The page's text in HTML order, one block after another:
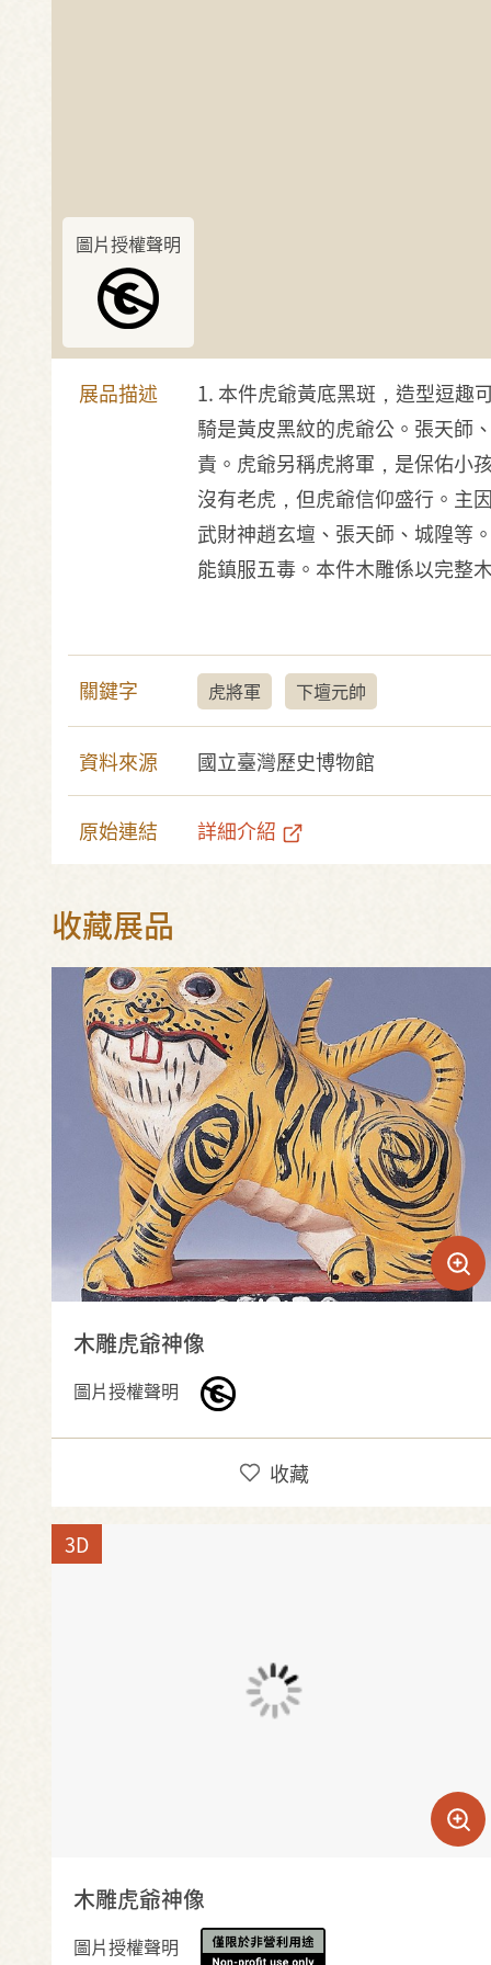
圖片授權聲明
展品描述
1. 本件虎爺黃底黑斑，造型逗趣
騎是黃皮黑紋的虎爺公。張天師
責。虎爺另稱虎將軍，是保佑小
沒有老虎，但虎爺信仰盛行。主
武財神趙玄壇、張天師、城隍等
能鎮服五毒。本件木雕係以完整
關鍵字 虎將軍 下壇元帥
資料來源 國立臺灣歷史博物館
原始連結 詳細介紹
收藏展品
木雕虎爺神像
圖片授權聲明
收藏
3D
木雕虎爺神像
圖片授權聲明